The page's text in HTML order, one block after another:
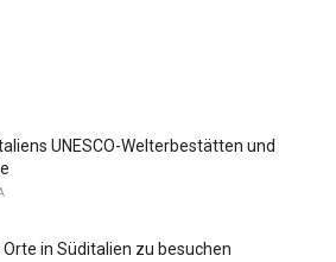
UNESCO-Welterbestätten und
Orte in Süditalien zu besuchen